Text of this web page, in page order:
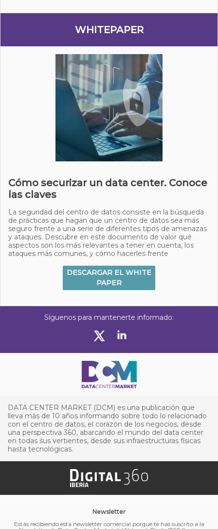
WHITEPAPER
Cómo securizar un data center. Conoce
las claves
La seguridad del centro de datos consiste en la búsqueda
de prácticas que hagan que un centro de datos sea más
seguro frente a una serie de diferentes tipos de amenazas
y ataques. Descubre en este documento de valor qué
aspectos son los más relevantes a tener en cuenta, los
ataques más comunes, y cómo hacerles frente
DESCARGAR EL WHITE
PAPER
Síguenos para mantenerte informado:
DATA CENTER MARKET (DCM) es una publicación que
lleva más de 10 años informando sobre todo lo relacionado
con el centro de datos, el corazón de los negocios, desde
una perspectiva 360, abarcando el mundo del data center
en todas sus vertientes, desde sus infraestructuras físicas
hasta tecnológicas.
Newsletter
Estás recibiendo esta newsletter comercial porque te has suscrito a la